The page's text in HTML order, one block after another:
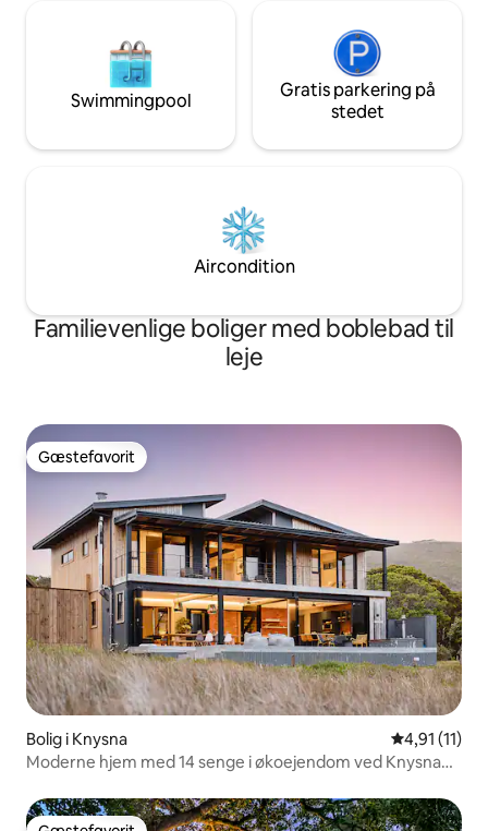
Swimmingpool
Gratis parkering på
stedet
Aircondition
Familievenlige boliger med boblebad til
leje
Gæstefavorit
Gæstefavorit
Bolig i Knysna 4,91 ud af 5
4,91 (11)
Moderne hjem med 14 senge i økoejendom ved Knysna